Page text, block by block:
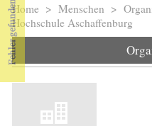
Sie sind hier
Home > Menschen >
Hochschule Aschaffenburg